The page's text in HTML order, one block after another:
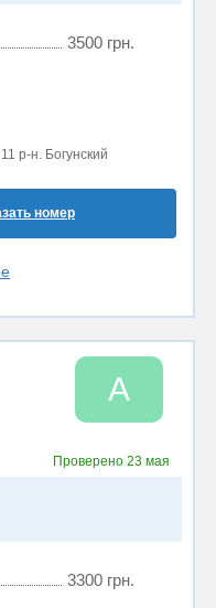
3500 грн.
р-н. Богунский
номер
А
Проверено 23 мая
3300 грн.